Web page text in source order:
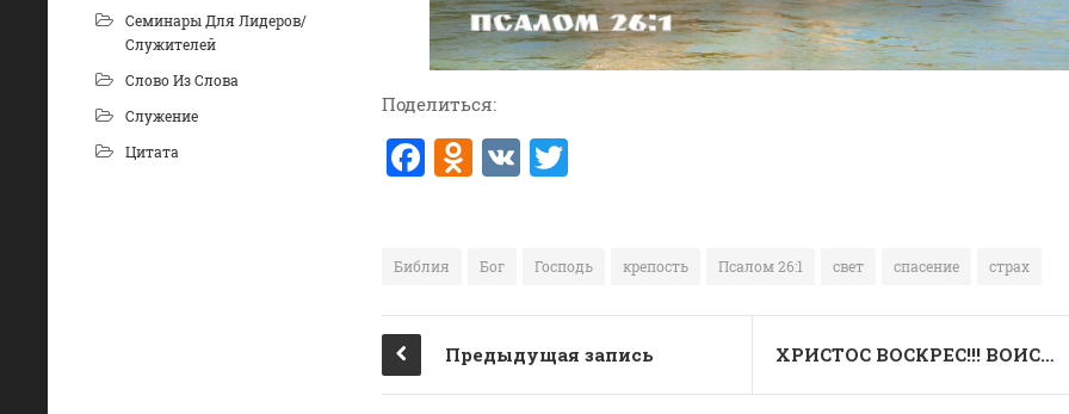
Семинары Для Лидеров/
Служителей
Слово Из Слова
Служение
Цитата
Поделиться:
F
e
b
o
O
o
kl
a
ss
V
te
r
Библия Бог Господь крепость Псалом 26:1 свет спасение страх
Предыдущая запись ХРИСТОС ВОСКРЕС!!! ВОИСТИНУ ВОСКРЕС!!!